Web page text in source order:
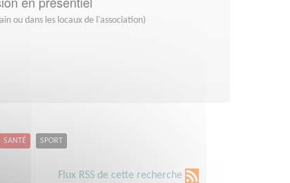
ou dans les locaux de l'association)
SANTÉ SPORT
Flux RSS de cette recherche